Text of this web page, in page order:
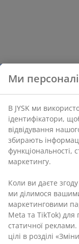
Ми
В JYSK ми
ідентифікатори,
відвідування
збирають
функціональності,
маркетингу.
Коли ви даєте
ми ділимося
маркетинговими
Meta та TikTok) для
статичної
цілі в розділі